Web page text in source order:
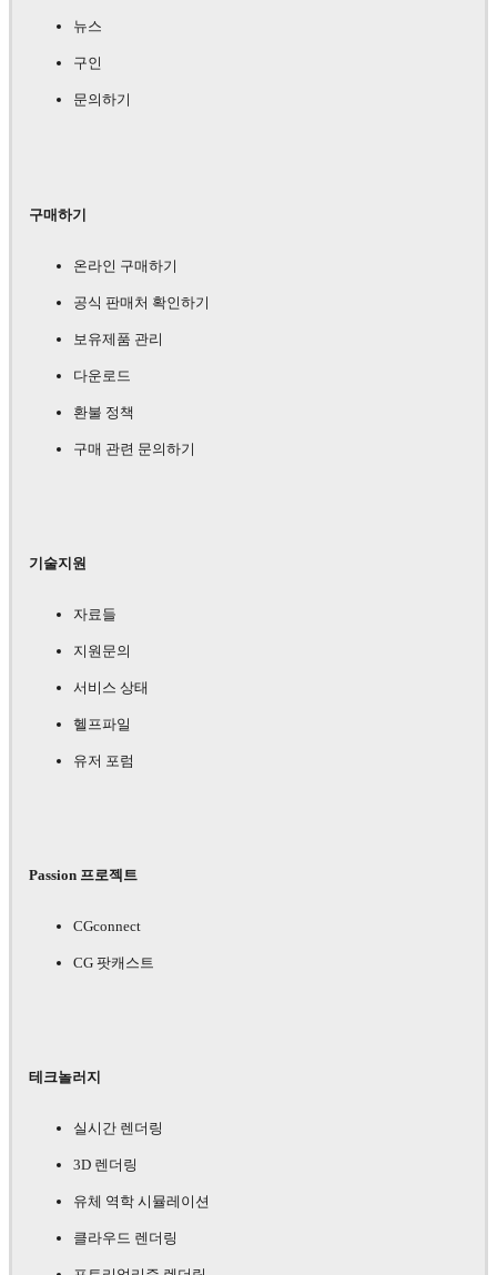
뉴스
구인
문의하기
구매하기
온라인 구매하기
공식 판매처 확인하기
보유제품 관리
다운로드
환불 정책
구매 관련 문의하기
기술지원
자료들
지원문의
서비스 상태
헬프파일
유저 포럼
Passion 프로젝트
CGconnect
CG 팟캐스트
테크놀러지
실시간 렌더링
3D 렌더링
유체 역학 시뮬레이션
클라우드 렌더링